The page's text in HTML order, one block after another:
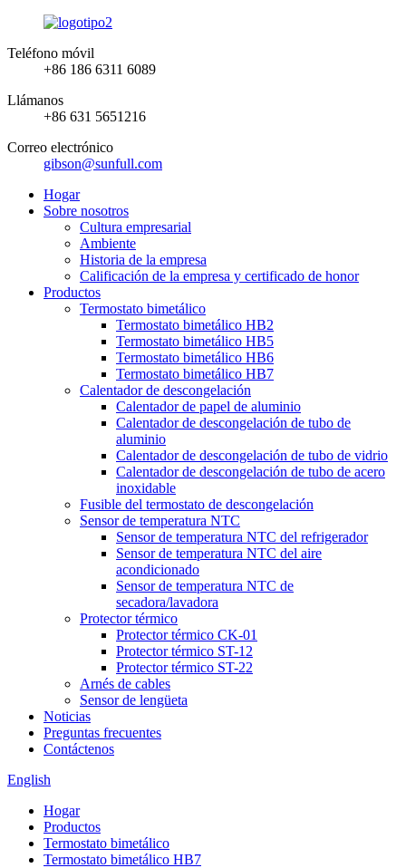
Teléfono móvil
+86 186 6311 6089
Llámanos
+86 631 5651216
Correo electrónico
gibson@sunfull.com
Hogar
Sobre nosotros
Cultura empresarial
Ambiente
Historia de la empresa
Calificación de la empresa y certificado de honor
Productos
Termostato bimetálico
Termostato bimetálico HB2
Termostato bimetálico HB5
Termostato bimetálico HB6
Termostato bimetálico HB7
Calentador de descongelación
Calentador de papel de aluminio
Calentador de descongelación de tubo de
aluminio
Calentador de descongelación de tubo de vidrio
Calentador de descongelación de tubo de acero
inoxidable
Fusible del termostato de descongelación
Sensor de temperatura NTC
Sensor de temperatura NTC del refrigerador
Sensor de temperatura NTC del aire
acondicionado
Sensor de temperatura NTC de
secadora/lavadora
Protector térmico
Protector térmico CK-01
Protector térmico ST-12
Protector térmico ST-22
Arnés de cables
Sensor de lengüeta
Noticias
Preguntas frecuentes
Contáctenos
English
Hogar
Productos
Termostato bimetálico
Termostato bimetálico HB7